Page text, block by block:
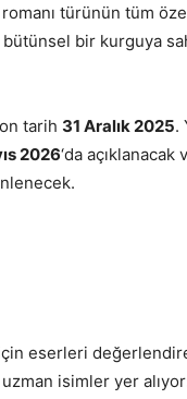
türünün tüm
bütünsel bir kurguya
tarih 31 Aralık 2025.
2026‘da
eserleri
isimler yer